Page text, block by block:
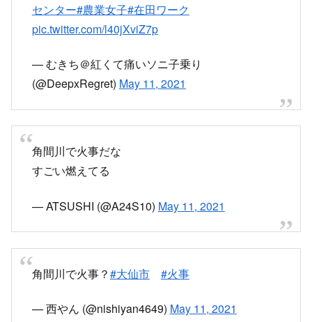
センター#農業女子#在田ワーク
pic.twitter.com/l40jXviZ7p
— むきち＠紅くて痛いソニ子乗り
(@DeepxRegret) May 11, 2021
角間川で火事だな
すごい燃えてる
— ATSUSHI (@A24S10) May 11, 2021
角間川で火事？#大仙市 #火事
— 西やん (@nishiyan4649) May 11, 2021